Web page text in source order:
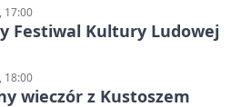
17:00
Festiwal Kultury Ludowej
18:00
wieczór z Kustoszem